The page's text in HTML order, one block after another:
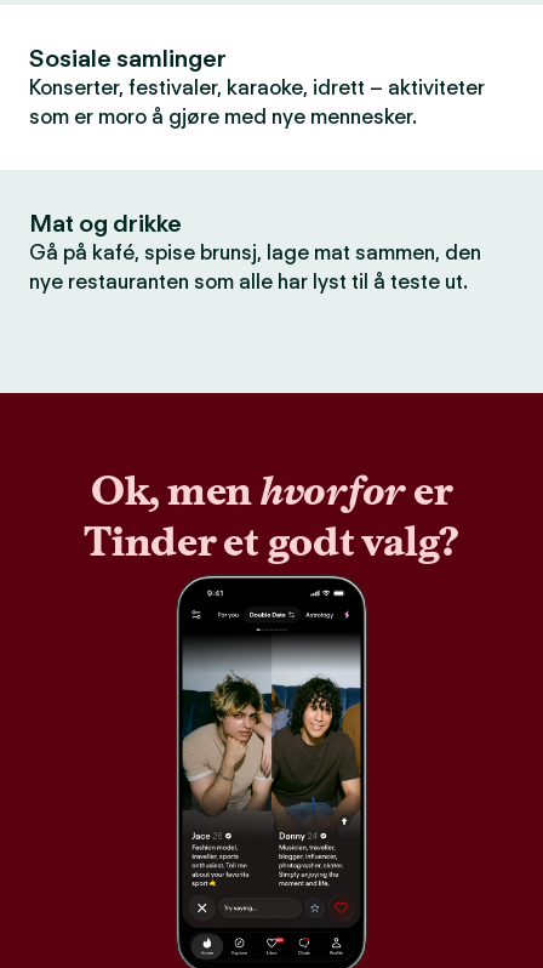
Sosiale samlinger
Konserter, festivaler, karaoke, idrett – aktiviteter
som er moro å gjøre med nye mennesker.
Mat og drikke
Gå på kafé, spise brunsj, lage mat sammen, den
nye restauranten som alle har lyst til å teste ut.
Ok, menhvorforer
Tinder et godt valg?